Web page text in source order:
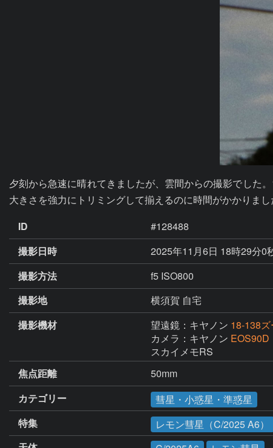
夕刻から急速に晴れてきましたが、雲間からの撮影でした
大きさを強力にトリミングして揃えるのに時間がかかりま
ID
#128488
撮影日時
2025年11月6日 18時29分0
撮影方法
f5 ISO800
撮影地
横須賀 自宅
撮影機材
望遠鏡：キヤノン 18-138ズ
カメラ：キヤノン EOS90D
スカイメモRS
焦点距離
50mm
カテゴリー
彗星・小惑星・準惑星
特集
レモン彗星（C/2025 A6）